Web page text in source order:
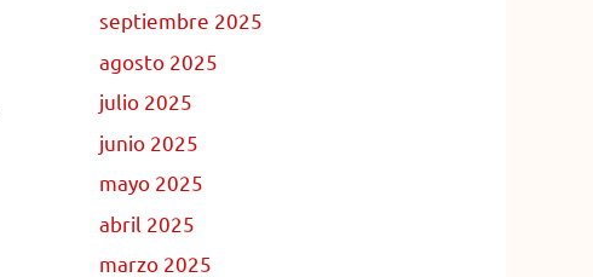
septiembre 2025
agosto 2025
julio 2025
junio 2025
mayo 2025
abril 2025
marzo 2025